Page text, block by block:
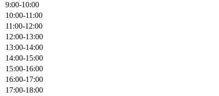
9:00-10:00
10:00-11:00
11:00-12:00
12:00-13:00
13:00-14:00
14:00-15:00
15:00-16:00
16:00-17:00
17:00-18:00